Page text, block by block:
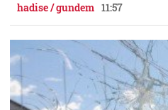
hadise / gundem 11:57